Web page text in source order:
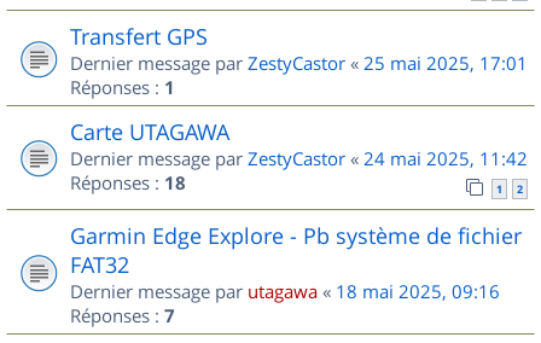
Transfert GPS
Dernier message par ZestyCastor « 25 mai 2025, 17:01
Réponses : 1
Carte UTAGAWA
Dernier message par ZestyCastor « 24 mai 2025, 11:42
Réponses : 18 1 2
Garmin Edge Explore - Pb système de fichier
FAT32
Dernier message par utagawa « 18 mai 2025, 09:16
Réponses : 7